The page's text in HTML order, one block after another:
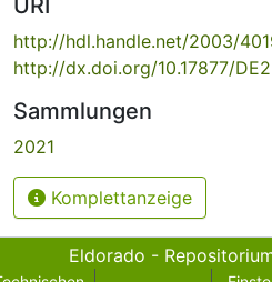
http://hdl.handle.net/2003/
http://dx.doi.org/10.17877/
Sammlungen
2021
Komplettanzeige
Eldorado -